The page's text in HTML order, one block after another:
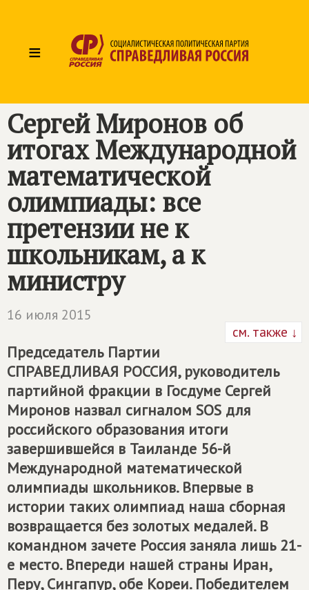
≡
Сергей Миронов об
итогах Международной
математической
олимпиады: все
претензии не к
школьникам, а к
министру
16 июля 2015
см. также ↓
Председатель Партии
СПРАВЕДЛИВАЯ РОССИЯ, руководитель
партийной фракции в Госдуме Сергей
Миронов назвал сигналом SOS для
российского образования итоги
завершившейся в Таиланде 56-й
Международной математической
олимпиады школьников. Впервые в
истории таких олимпиад наша сборная
возвращается без золотых медалей. В
командном зачете Россия заняла лишь 21-
е место. Впереди нашей страны Иран,
Перу, Сингапур, обе Кореи. Победителем